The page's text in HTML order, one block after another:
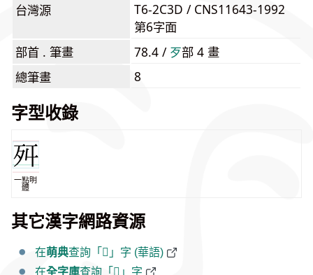
台灣源
T6-2C3D / CNS11643-1992
第6字面
部首 . 筆畫
78.4 / ⽍部 4 畫
總筆畫
8
字型收錄
一點明
體
其它漢字網路資源
在萌典查詢「𣧒」字 (華語)
在全字庫查詢「𣧒」字